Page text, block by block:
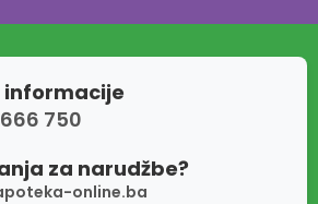
informacije
750
za narudžbe?
online.ba